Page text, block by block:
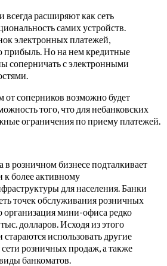
расширяют как сеть
самих устройств.
электронных платежей,
Но на нем кредитные
соперничать с электронными
от соперников возможно будет
того, что для небанковских
ограничения по приему платежей.
розничном бизнесе подталкивает
к более активному
для населения. Банки
точек обслуживания розничных
организация мини-офиса редко
долларов. Исходя из этого
использовать другие
розничных продаж, а также
банкоматов.